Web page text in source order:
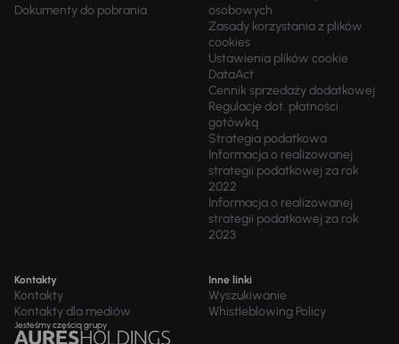
Dokumenty do pobrania
osobowych
Zasady korzystania z plików
cookies
Ustawienia plików cookie
DataAct
Cennik sprzedaży dodatkowej
Regulacje dot. płatności
gotówką
Strategia podatkowa
Informacja o realizowanej
strategii podatkowej za rok
2022
Informacja o realizowanej
strategii podatkowej za rok
2023
Kontakty
Kontakty
Kontakty dla mediów
Inne linki
Wyszukiwanie
Whistleblowing Policy
Jesteśmy częścią grupy